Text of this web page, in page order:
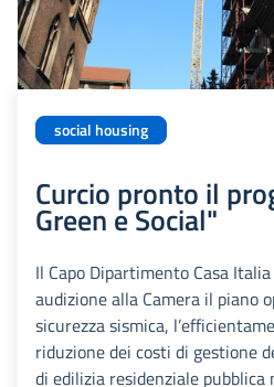
social housing
Curcio pronto il
Green e Social"
Il Capo Dipartimento Casa
audizione alla Camera il piano
sicurezza sismica,
riduzione dei costi di gestione
di edilizia residenziale pubblica